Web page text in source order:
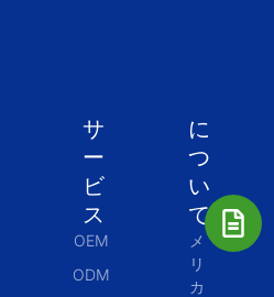
サ
ー
ビ
ス
OEM
ODM
に
つ
い
て
メ
リ
カ